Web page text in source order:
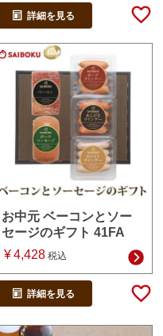
詳細を見る
お中元 ベーコンとソー
セージのギフト 41FA
¥4,428 税込
詳細を見る